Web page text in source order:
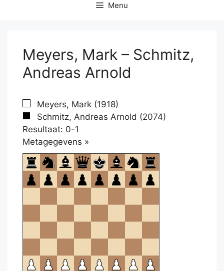
Menu
Meyers, Mark – Schmitz,
Andreas Arnold
Meyers, Mark (1918)
Schmitz, Andreas Arnold (2074)
Resultaat: 0-1
Metagegevens »
om
te
openen.